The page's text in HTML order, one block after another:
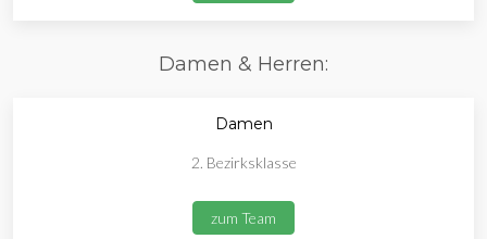
Damen & Herren:
Damen
2. Bezirksklasse
zum Team